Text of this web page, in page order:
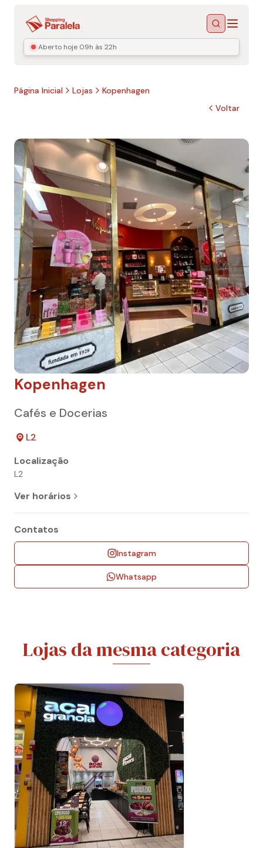
BuscarMenu
Aberto hoje 09h às 22h
Página Inicial Lojas
Kopenhagen
Voltar
Kopenhagen
Cafés e Docerias
L2
Localização
L2
Ver horários
Contatos
Instagram
Whatsapp
Lojas da mesma categoria